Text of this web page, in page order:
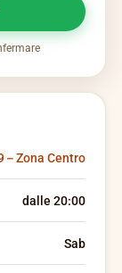
– Zona Centro
dalle 20:00
Sab